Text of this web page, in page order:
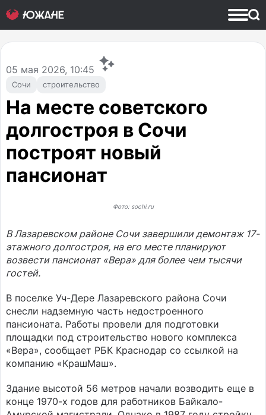
Сочи строительство
05 мая 2026, 10:45
На месте советского
долгостроя в Сочи
построят новый
пансионат
Фото: sochi.ru
В Лазаревском районе Сочи завершили демонтаж 17-
этажного долгостроя, на его месте планируют
возвести пансионат «Вера» для более чем тысячи
гостей.
В поселке Уч-Дере Лазаревского района Сочи
снесли надземную часть недостроенного
пансионата. Работы провели для подготовки
площадки под строительство нового комплекса
«Вера», сообщает РБК Краснодар со ссылкой на
компанию «КрашМаш».
Здание высотой 56 метров начали возводить еще в
конце 1970-х годов для работников Байкало-